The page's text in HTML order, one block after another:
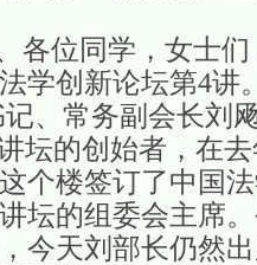
位同学，女士们
学创新论坛第4讲
、常务副会长刘
坛的创始者，在
个楼签订了中国
坛的组委会主席
今天刘部长仍然